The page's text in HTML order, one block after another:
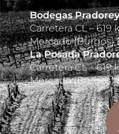
Bodegas Pradorey
Carretera CL –
Mercado (Burgos)
La Posada
Carretera CL –
Mercado (Burgos)